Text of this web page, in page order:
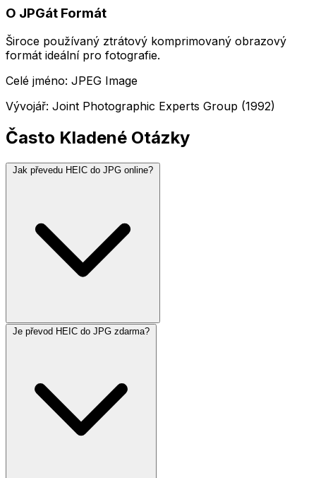
O JPGát Formát
Široce používaný ztrátový komprimovaný obrazový
formát ideální pro fotografie.
Celé jméno: JPEG Image
Vývojář: Joint Photographic Experts Group (1992)
Často Kladené Otázky
Jak převedu HEIC do JPG online?
Je převod HEIC do JPG zdarma?